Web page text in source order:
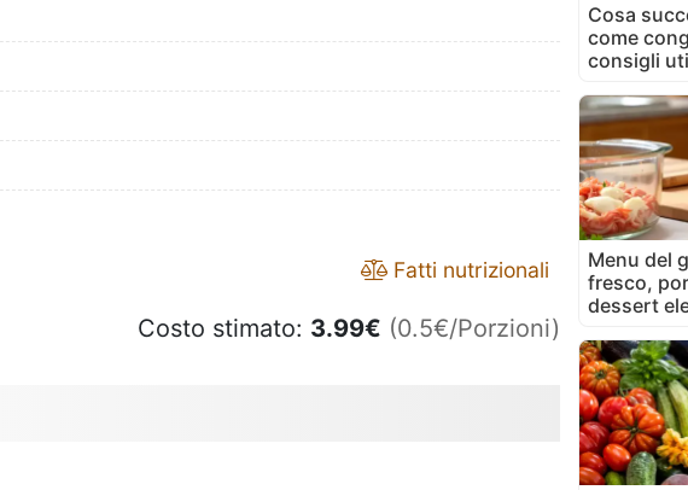
Fatti nutrizionali
Costo stimato: 3.99€ (0.5€/Porzioni)
Cosa
come
consigli
Menu del
fresco,
dessert